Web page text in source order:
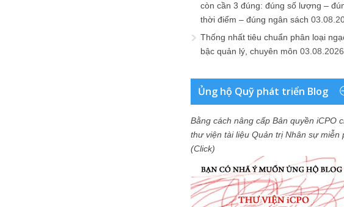
còn cần 3 đúng: đúng số lượng –
thời điểm – đúng ngân sách
Thống nhất tiêu chuẩn phân loại
bậc quản lý, chuyên môn 03.08.2026
Ủng hộ Quỹ phát triển Blog
Bằng cách nâng cấp Bản quyền iCPO
thư viện tài liệu Quản trị Nhân sự miễn
(Click)